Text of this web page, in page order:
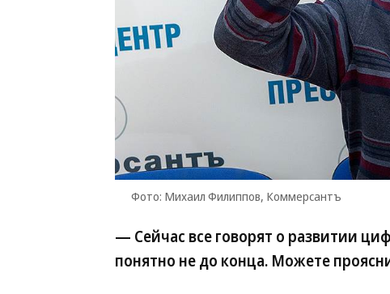
Фото: Михаил Филиппов, Коммерсантъ
— Сейчас все говорят о развитии
понятно не до конца. Можете